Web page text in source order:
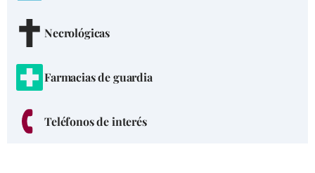
Necrológicas
Farmacias de guardia
Teléfonos de interés